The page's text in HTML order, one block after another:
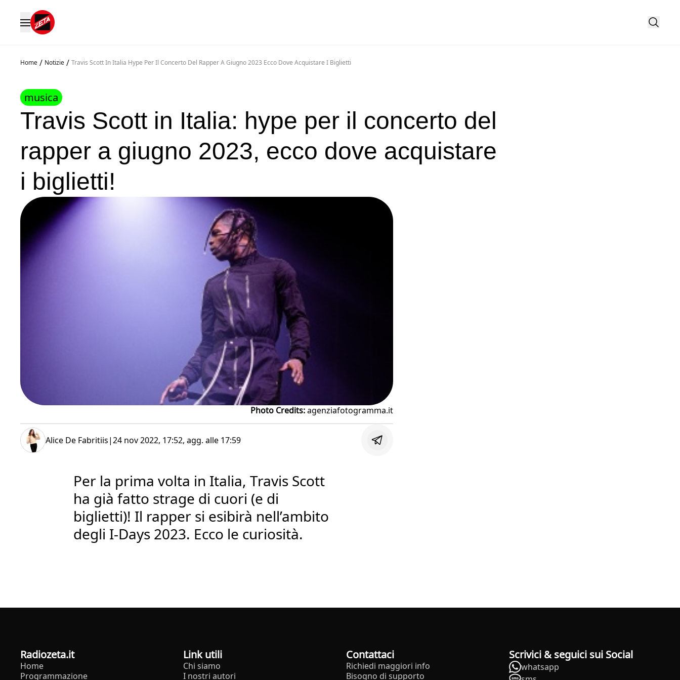
Home / Notizie / Travis Scott In Italia Hype Per Il Concerto Del Rapper A Giugno 2023 Ecco Dove Acquistare I Biglietti
musica
Travis Scott in Italia: hype per il concerto del
rapper a giugno 2023, ecco dove acquistare
i biglietti!
Photo Credits:agenziafotogramma.it
Alice De Fabritiis|24 nov 2022, 17:52, agg. alle 17:59
Per la prima volta in Italia, Travis Scott
ha già fatto strage di cuori (e di
biglietti)! Il rapper si esibirà nell’ambito
degli I-Days 2023. Ecco le curiosità.
radiozeta.it
Home
Programmazione
Link utili
Chi siamo
I nostri autori
Contattaci
Richiedi maggiori info
Bisogno di supporto
Scrivici & seguici sui Social
whatsapp